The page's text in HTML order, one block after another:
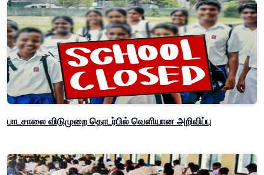
பாடசாலை விடுமுறை தொடர்பில் வௌியான அறிவிப்பு